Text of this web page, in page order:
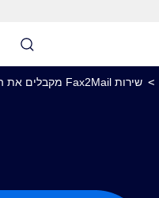
> שירות Fax2Mail מקבלים את הפקס למייל